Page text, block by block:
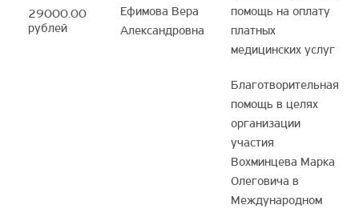
29000.00
рублей
Ефимова Вера
Александровна
помощь на оплату
платных
медицинских услуг
Благотворительная
помощь в целях
организации
участия
Вохминцева Марка
Олеговича в
Международном